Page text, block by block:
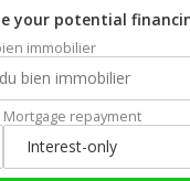
your potential
immobilier
Mortgage repayment